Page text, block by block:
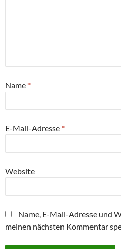
Name *
E-Mail-Adresse *
Website
Name, E-Mail-Adresse und
meinen nächsten Kommentar